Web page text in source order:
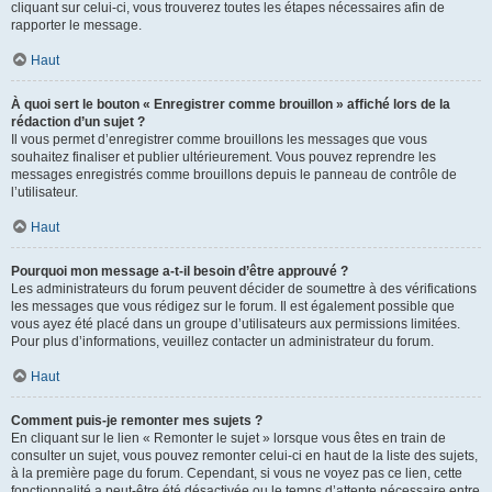
cliquant sur celui-ci, vous trouverez toutes les étapes nécessaires afin de
rapporter le message.
Haut
À quoi sert le bouton « Enregistrer comme brouillon » affiché lors de la
rédaction d’un sujet ?
Il vous permet d’enregistrer comme brouillons les messages que vous
souhaitez finaliser et publier ultérieurement. Vous pouvez reprendre les
messages enregistrés comme brouillons depuis le panneau de contrôle de
l’utilisateur.
Haut
Pourquoi mon message a-t-il besoin d’être approuvé ?
Les administrateurs du forum peuvent décider de soumettre à des vérifications
les messages que vous rédigez sur le forum. Il est également possible que
vous ayez été placé dans un groupe d’utilisateurs aux permissions limitées.
Pour plus d’informations, veuillez contacter un administrateur du forum.
Haut
Comment puis-je remonter mes sujets ?
En cliquant sur le lien « Remonter le sujet » lorsque vous êtes en train de
consulter un sujet, vous pouvez remonter celui-ci en haut de la liste des sujets,
à la première page du forum. Cependant, si vous ne voyez pas ce lien, cette